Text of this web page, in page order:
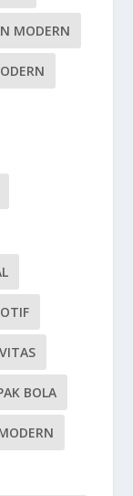
MODERN
BOLA